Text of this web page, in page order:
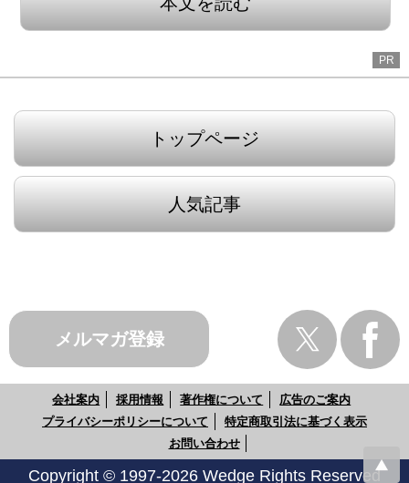
PR
トップページ
人気記事
メルマガ登録
会社案内 採用情報 著作権について
広告のご案内
プライバシーポリシーについて
特定商取引法に基づく表示
お問い合わせ
Copyright © 1997-2026 Wedge Rights Reserved